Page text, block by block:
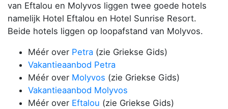
van Eftalou en Molyvos liggen twee goede hotels
namelijk Hotel Eftalou en Hotel Sunrise Resort.
Beide hotels liggen op loopafstand van Molyvos.
Méér over Petra (zie Griekse Gids)
Vakantieaanbod Petra
Méér over Molyvos (zie Griekse Gids)
Vakantieaanbod Molyvos
Méér over Eftalou (zie Griekse Gids)